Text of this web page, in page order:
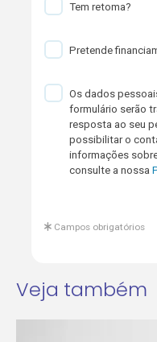
Tem retoma?
Pretende
Os dados
formulário serão
resposta ao seu
possibilitar o
informações
consulte a nossa
Campos obrigatórios
Veja também